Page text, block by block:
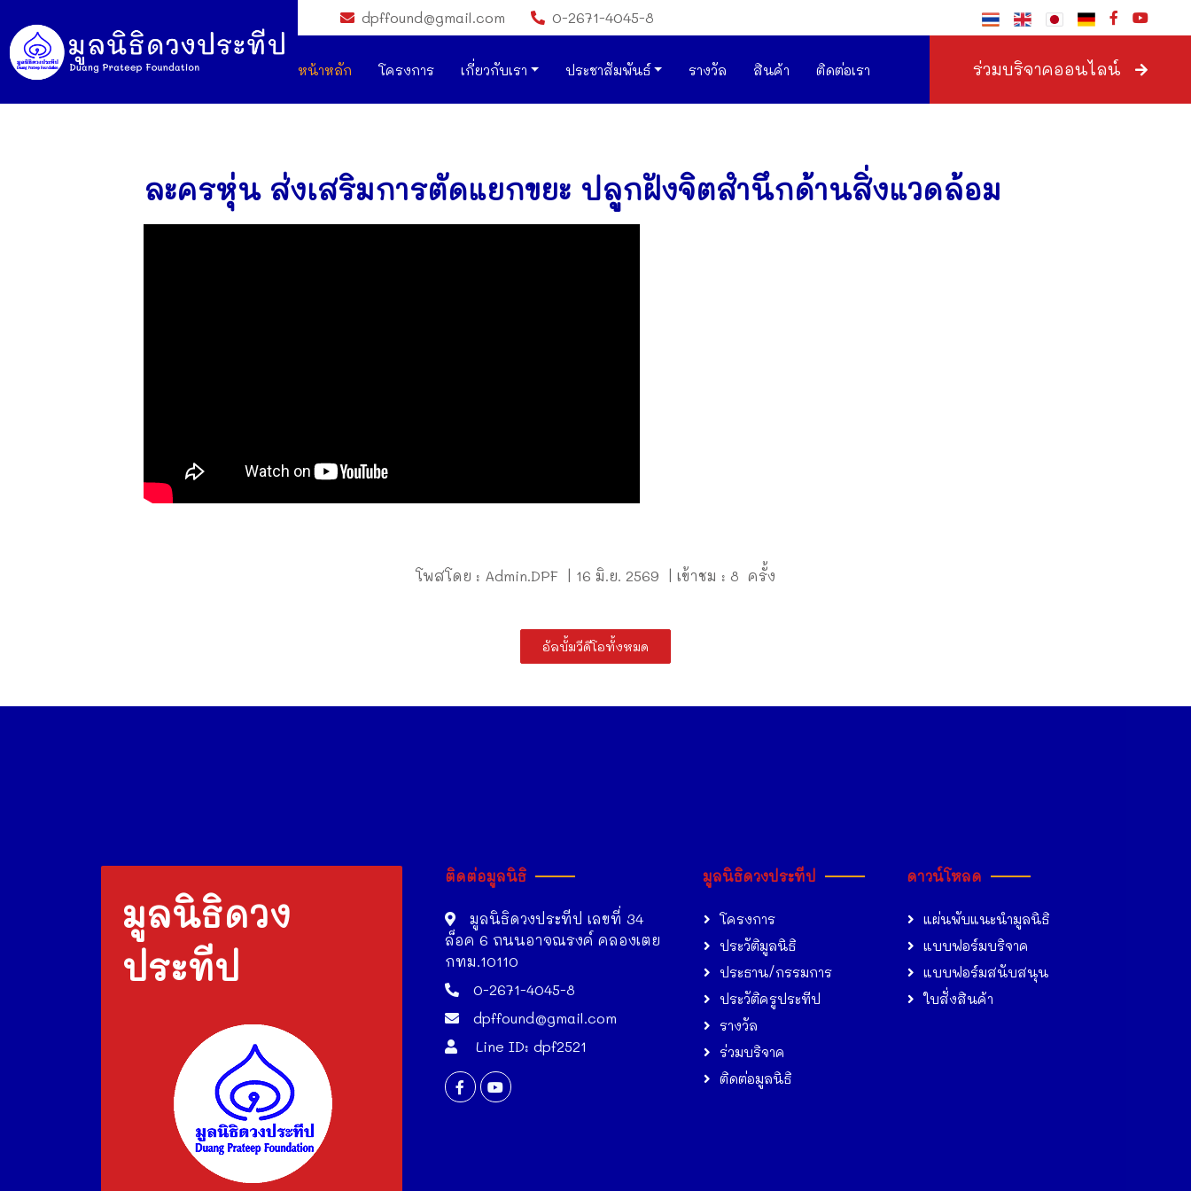
dpffound@gmail.com 0-2671-4045-8
หน้าหลัก โครงการ เกี่ยวกับเรา ประชาสัมพันธ์ รางวัล สินค้า ติดต่อเรา ร่วมบริจาคออนไลน์
ละครหุ่น ส่งเสริมการตัดแยกขยะ ปลูกฝังจิตสำนึกด้านสิ่งแวดล้อม
โพสโดย : Admin.DPF | 16 มิ.ย. 2569 | เข้าชม : 8 ครั้ง
อัลบั้มวีดีโอทั้งหมด
มูลนิธิดวง
ประทีป
ติดต่อมูลนิธิ
มูลนิธิดวงประทีป เลขที่ 34
ล็อค 6 ถนนอาจณรงค์ คลองเตย
กทม.10110
0-2671-4045-8
dpffound@gmail.com
Line ID: dpf2521
มูลนิธิดวงประทีป
โครงการ
ประวัติมูลนิธิ
ประธาน/กรรมการ
ประวัติครูประทีป
รางวัล
ร่วมบริจาค
ติดต่อมูลนิธิ
ดาวน์โหลด
แผ่นพับแนะนำมูลนิธิ
แบบฟอร์มบริจาค
แบบฟอร์มสนับสนุน
ใบสั่งสินค้า